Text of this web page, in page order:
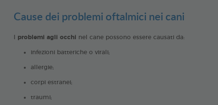
Cause dei problemi oftalmici nei cani
problemi agli occhi nel cane possono essere causati da:
infezioni batteriche o virali;
allergie;
corpi estranei;
traumi;